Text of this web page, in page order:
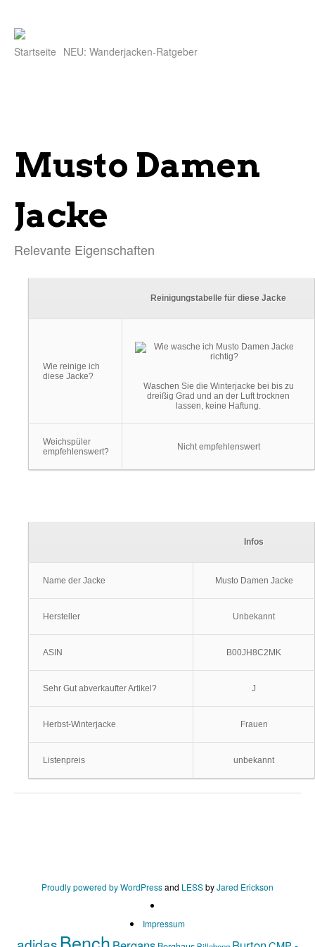
Startseite NEU: Wanderjacken-Ratgeber
Musto Damen
Jacke
Relevante Eigenschaften
Reinigungstabelle für diese Jacke
Wie reinige ich
diese Jacke?
Waschen Sie die Winterjacke bei bis zu
dreißig Grad und an der Luft trocknen
lassen, keine Haftung.
Weichspüler
empfehlenswert?
Nicht empfehlenswert
Infos
Name der Jacke Musto Damen Jacke
Hersteller Unbekannt
ASIN B00JH8C2MK
Sehr Gut abverkaufter Artikel? J
Herbst-Winterjacke Frauen
Listenpreis unbekannt
Proudly powered by WordPressand LESSbyJared Erickson
Impressum